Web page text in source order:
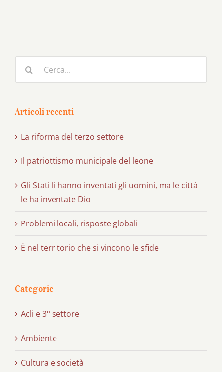
per:
Articoli recenti
La riforma del terzo settore
Il patriottismo municipale del leone
Gli Stati li hanno inventati gli uomini, ma le città
le ha inventate Dio
Problemi locali, risposte globali
È nel territorio che si vincono le sfide
Categorie
Acli e 3° settore
Ambiente
Cultura e società